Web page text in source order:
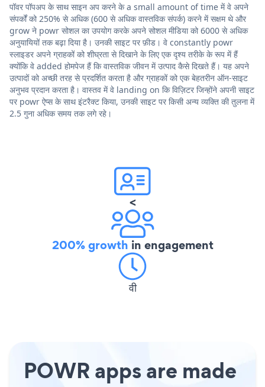
पॉवर पॉपअप के साथ साइन अप करने के a small amount of time में वे अपने
संपर्कों को 250% से अधिक (600 से अधिक वास्तविक संपर्क) करने में सक्षम थे और
grow ने powr सोशल का उपयोग करके अपने सोशल मीडिया को 6000 से अधिक
अनुयायियों तक बढ़ा दिया है। उनकी साइट पर फ़ीड। वे constantly powr
स्लाइडर अपने ग्राहकों को शीघ्रता से दिखाने के लिए एक दृश्य तरीके के रूप में हैं
क्योंकि वे added होमपेज हैं कि वास्तविक जीवन में उत्पाद कैसे दिखते हैं। यह अपने
उत्पादों को अच्छी तरह से प्रदर्शित करता है और ग्राहकों को एक बेहतरीन ऑन-साइट
अनुभव प्रदान करता है। वास्तव में वे landing on कि विज़िटर जिन्होंने अपनी साइट
पर powr ऐप्स के साथ इंटरैक्ट किया, उनकी साइट पर किसी अन्य व्यक्ति की तुलना में
2.5 गुना अधिक समय तक लगे रहे।
<
200% growth in engagement
वी
POWR apps are made